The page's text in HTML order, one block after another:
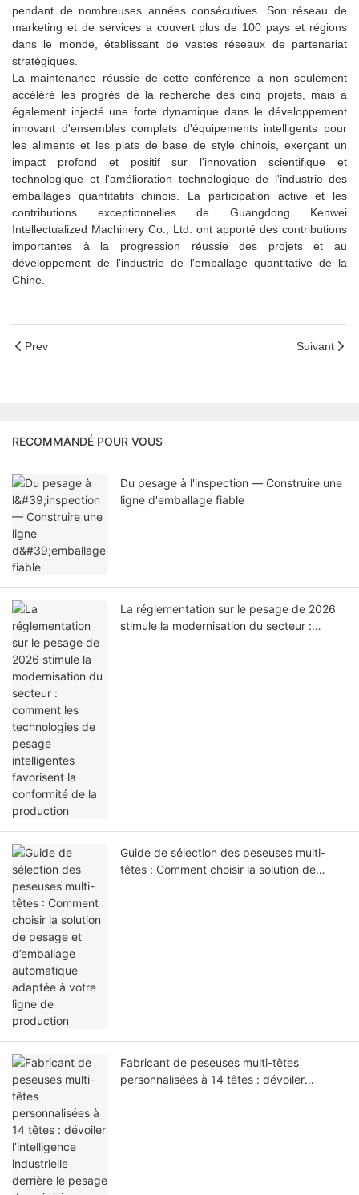
pendant de nombreuses années consécutives. Son réseau de
marketing et de services a couvert plus de 100 pays et régions
dans le monde, établissant de vastes réseaux de partenariat
stratégiques.
La maintenance réussie de cette conférence a non seulement
accéléré les progrès de la recherche des cinq projets, mais a
également injecté une forte dynamique dans le développement
innovant d'ensembles complets d'équipements intelligents pour
les aliments et les plats de base de style chinois, exerçant un
impact profond et positif sur l'innovation scientifique et
technologique et l'amélioration technologique de l'industrie des
emballages quantitatifs chinois. La participation active et les
contributions exceptionnelles de Guangdong Kenwei
Intellectualized Machinery Co., Ltd. ont apporté des contributions
importantes à la progression réussie des projets et au
développement de l'industrie de l'emballage quantitative de la
Chine.
Prev Suivant
RECOMMANDÉ POUR VOUS
Du pesage à l'inspection — Construire une
ligne d'emballage fiable
La réglementation sur le pesage de 2026
stimule la modernisation du secteur :
Guide de sélection des peseuses multi-
têtes : Comment choisir la solution de
Fabricant de peseuses multi-têtes
personnalisées à 14 têtes : dévoiler